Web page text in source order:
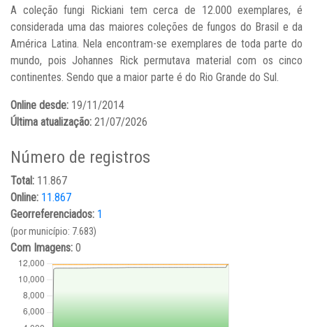
A coleção fungi Rickiani tem cerca de 12.000 exemplares, é
considerada uma das maiores coleções de fungos do Brasil e da
América Latina. Nela encontram-se exemplares de toda parte do
mundo, pois Johannes Rick permutava material com os cinco
continentes. Sendo que a maior parte é do Rio Grande do Sul.
Online desde: 19/11/2014
Última atualização: 21/07/2026
Número de registros
Total: 11.867
Online: 11.867
Georreferenciados: 1
(por município: 7.683)
Com Imagens: 0